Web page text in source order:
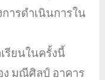
ารดำเนินการใน
รียนในครั้งนี้
ง มณีศิลป์ อาคาร